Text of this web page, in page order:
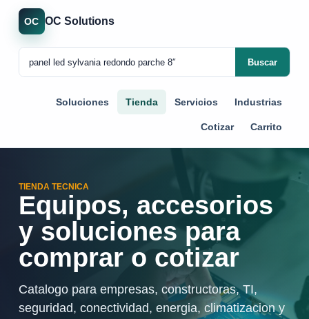
OC OC Solutions
Buscar
Soluciones Tienda Servicios Industrias
Cotizar Carrito
TIENDA TECNICA
Equipos, accesorios
y soluciones para
comprar o cotizar
Catalogo para empresas, constructoras, TI,
seguridad, conectividad, energia, climatizacion y